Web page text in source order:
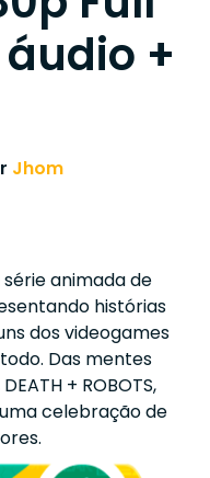
+
Jhom
animada de
histórias
dos videogames
Das mentes
+ ROBOTS,
celebração de